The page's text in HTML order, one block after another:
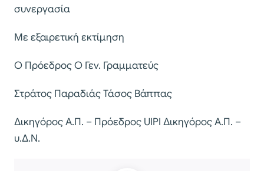
συνεργασία
Με εξαιρετική εκτίμηση
Ο Πρόεδρος Ο Γεν. Γραμματεύς
Στράτος Παραδιάς Τάσος Βάππας
Δικηγόρος Α.Π. – Πρόεδρος UIPI Δικηγόρος Α.Π. –
υ.Δ.Ν.